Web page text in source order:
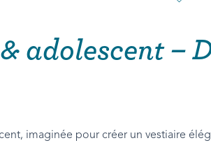
adolescent –
imaginée pour créer un vestiaire